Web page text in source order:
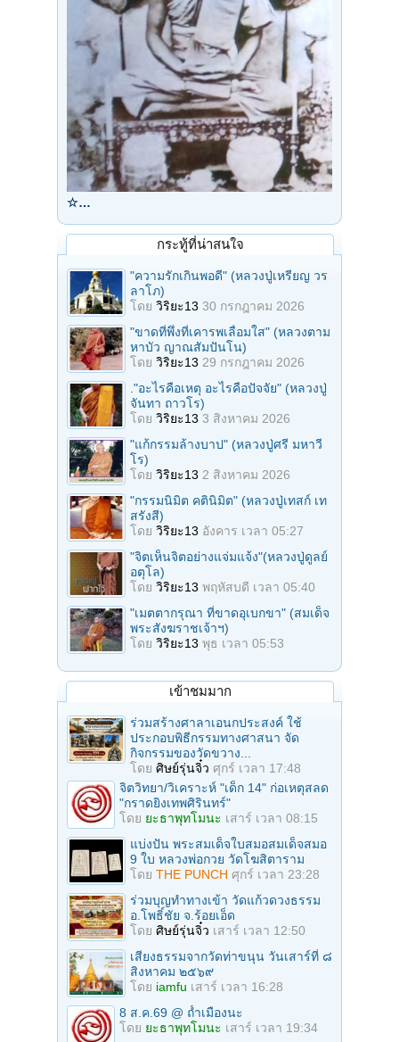
☆…
กระทู้ที่น่าสนใจ
"ความรักเกินพอดี" (หลวงปู่เหรียญ วร
ลาโภ)
โดย วิริยะ13 30 กรกฎาคม 2026
"ขาดที่พึ่งที่เคารพเลื่อมใส" (หลวงตาม
หาบัว ญาณสัมปันโน)
โดย วิริยะ13 29 กรกฎาคม 2026
."อะไรคือเหตุ อะไรคือปัจจัย" (หลวงปู่
จันทา ถาวโร)
โดย วิริยะ13 3 สิงหาคม 2026
"แก้กรรมล้างบาป" (หลวงปู่ศรี มหาวี
โร)
โดย วิริยะ13 2 สิงหาคม 2026
"กรรมนิมิต คตินิมิต" (หลวงปู่เทสก์ เท
สรังสี)
โดย วิริยะ13 อังคาร เวลา 05:27
"จิตเห็นจิตอย่างแจ่มแจ้ง"(หลวงปู่ดูลย์
อตุโล)
โดย วิริยะ13 พฤหัสบดี เวลา 05:40
"เมตตากรุณา ที่ขาดอุเบกขา" (สมเด็จ
พระสังฆราชเจ้าฯ)
โดย วิริยะ13 พุธ เวลา 05:53
เข้าชมมาก
ร่วมสร้างศาลาเอนกประสงค์ ใช้
ประกอบพิธีกรรมทางศาสนา จัด
กิจกรรมของวัดขวาง...
โดย ศิษย์รุ่นจิ๋ว ศุกร์ เวลา 17:48
จิตวิทยา/วิเคราะห์ "เด็ก 14" ก่อเหตุสลด
"กราดยิงเทพศิรินทร์"
โดย ยะธาพุทโมนะ เสาร์ เวลา 08:15
แบ่งปัน พระสมเด็จใบสมอสมเด็จสมอ
9 ใบ หลวงพ่อกวย วัดโฆสิตาราม
โดย THE PUNCH ศุกร์ เวลา 23:28
ร่วมบุญทําทางเข้า วัดแก้วดวงธรรม
อ.โพธิ์ชัย จ.ร้อยเอ็ด
โดย ศิษย์รุ่นจิ๋ว เสาร์ เวลา 12:50
เสียงธรรมจากวัดท่าขนุน วันเสาร์ที่ ๘
สิงหาคม ๒๕๖๙
โดย iamfu เสาร์ เวลา 16:28
8 ส.ค.69 @ ถ้ำเมืองนะ
โดย ยะธาพุทโมนะ เสาร์ เวลา 19:34